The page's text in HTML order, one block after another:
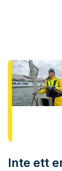
Inte ett